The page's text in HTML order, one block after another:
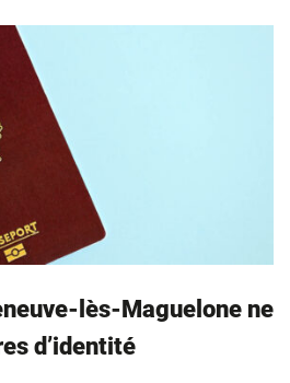
lès-Maguelone ne
d’identité